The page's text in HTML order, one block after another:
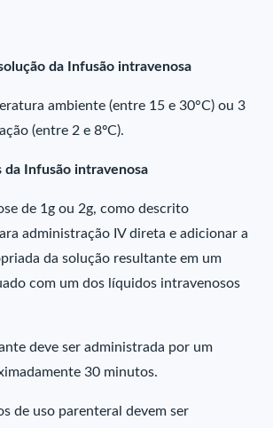
da Infusão intravenosa
ambiente (entre 15 e 30°C) ou 3
(entre 2 e 8ºC).
da Infusão intravenosa
de 1g ou 2g, como descrito
administração IV direta e adicionar a
da solução resultante em um
com um dos líquidos intravenosos
deve ser administrada por um
30 minutos.
de uso parenteral devem ser